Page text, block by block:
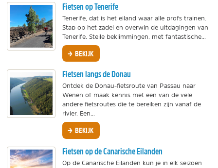
Fietsen op Tenerife
Tenerife, dat is het eiland waar alle profs trainen.
Stap op het zadel en overwin de uitdagingen van
Tenerife. Steile beklimmingen, met fantastische...
BEKIJK
Fietsen langs de Donau
Ontdek de Donau-fietsroute van Passau naar
Wenen of maak kennis met een van de vele
andere fietsroutes die te bereiken zijn vanaf de
rivier. Een...
BEKIJK
Fietsen op de Canarische Eilanden
Op de Canarische Eilanden kun je in elk seizoen